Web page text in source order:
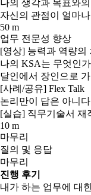
나의 생각과 목표와
자신의 관점이 얼마
50 m
업무 전문성 향상
[영상] 능력과 역량의
나의 KSA는 무엇인
달인에서 장인으로
[사례/공유] Flex Talk
논리만이 답은 아니
[실습] 직무기술서 재
10 m
마무리
질의 및 응답
마무리
진행 후기
내가 하는 업무에 대